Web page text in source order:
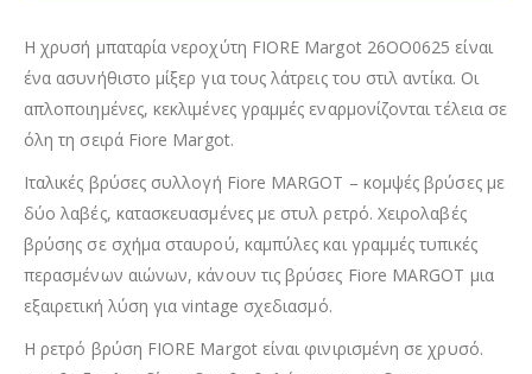
Η χρυσή μπαταρία νεροχύτη FIORE Margot 26OO0625 είναι
ένα ασυνήθιστο μίξερ για τους λάτρεις του στιλ αντίκα. Οι
απλοποιημένες, κεκλιμένες γραμμές εναρμονίζονται τέλεια σε
όλη τη σειρά Fiore Margot.
Ιταλικές βρύσες συλλογή Fiore MARGOT – κομψές βρύσες με
δύο λαβές, κατασκευασμένες με στυλ ρετρό. Χειρολαβές
βρύσης σε σχήμα σταυρού, καμπύλες και γραμμές τυπικές
περασμένων αιώνων, κάνουν τις βρύσες Fiore MARGOT μια
εξαιρετική λύση για vintage σχεδιασμό.
Η ρετρό βρύση FIORE Margot είναι φινιρισμένη σε χρυσό.